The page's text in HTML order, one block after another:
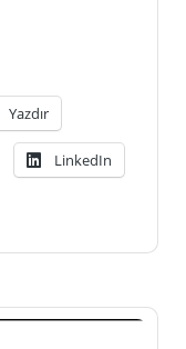
Yazdır
LinkedIn